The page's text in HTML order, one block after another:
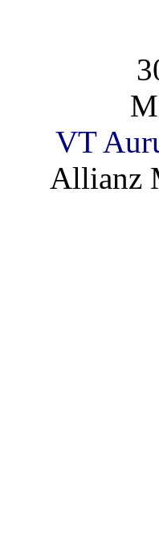
VT
Allianz